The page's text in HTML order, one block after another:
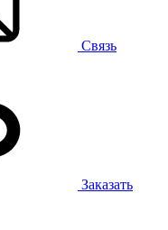
Связь
Заказать